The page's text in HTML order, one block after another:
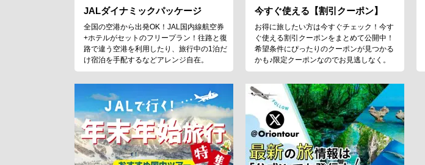
JALダイナミックパッケージ
全国の空港から出発OK！JAL国内線航空券
+ホテルがセットのフリープラン！往路と復
路で違う空港を利用したり、旅行中の1泊だ
け宿泊を手配するなどアレンジ自在。
今すぐ使える【割引クーポン】
お得に旅したい方は今すぐチェック！今す
ぐ使える割引クーポンをまとめて公開中！
希望条件にぴったりのクーポンが見つかる
かも♪限定クーポンなのでお見逃しなく。